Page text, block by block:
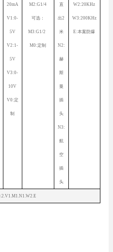
20mA
V1:0-
5V
V2:1-
5V
V3:0-
10V
V0:定
制
M2:G1/4
可选：
M3:G1/2
M0:定制
直
出2
米
N2:
赫
斯
曼
插
头
N3:
航
空
插
头
W2:20KHz
W3:200KHz
E:本案防爆